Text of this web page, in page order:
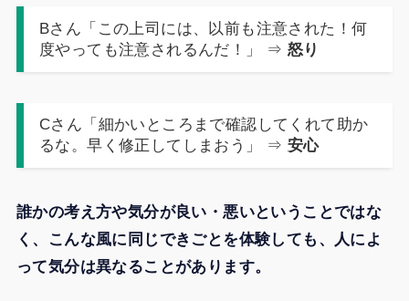
Bさん「この上司には、以前も注意された！何
度やっても注意されるんだ！」 ⇒ 怒り
Cさん「細かいところまで確認してくれて助か
るな。早く修正してしまおう」 ⇒ 安心
誰かの考え方や気分が良い・悪いということではな
く、こんな風に同じできごとを体験しても、人によ
って気分は異なることがあります。